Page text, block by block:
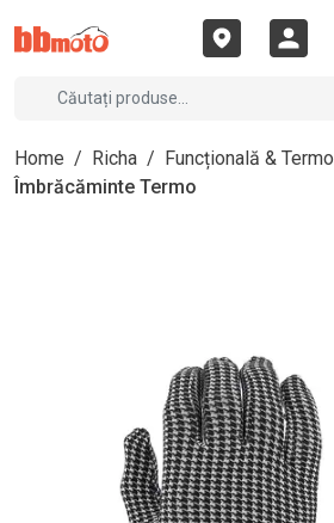
Home / Richa / Funcțională & Termo
Îmbrăcăminte Termo